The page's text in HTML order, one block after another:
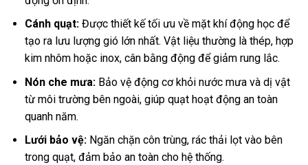
Cánh quạt:Được thiết kế tối ưu về mặt khí động học để
tạo ra lưu lượng gió lớn nhất. Vật liệu thường là thép, hợp
kim nhôm hoặc inox, cân bằng động để giảm rung lắc.
Nón che mưa:Bảo vệ động cơ khỏi nước mưa và dị vật
từ môi trường bên ngoài, giúp quạt hoạt động an toàn
quanh năm.
Lưới bảo vệ:Ngăn chặn côn trùng, rác thải lọt vào bên
trong quạt, đảm bảo an toàn cho hệ thống.